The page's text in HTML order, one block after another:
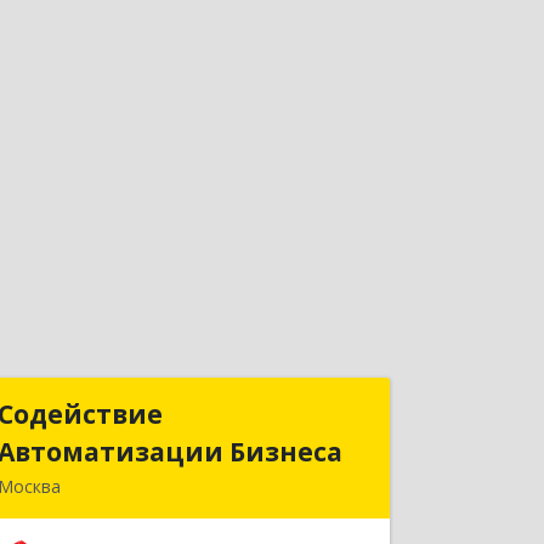
Содействие
Бизнеса
Москва
Автоматизации Бизнеса